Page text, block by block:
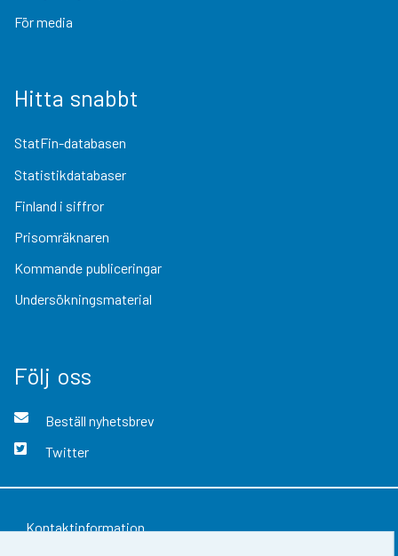
För media
Hitta snabbt
StatFin-databasen
Statistikdatabaser
Finland i siffror
Prisomräknaren
Kommande publiceringar
Undersökningsmaterial
Följ oss
Beställ nyhetsbrev
Twitter
Kontaktinformation